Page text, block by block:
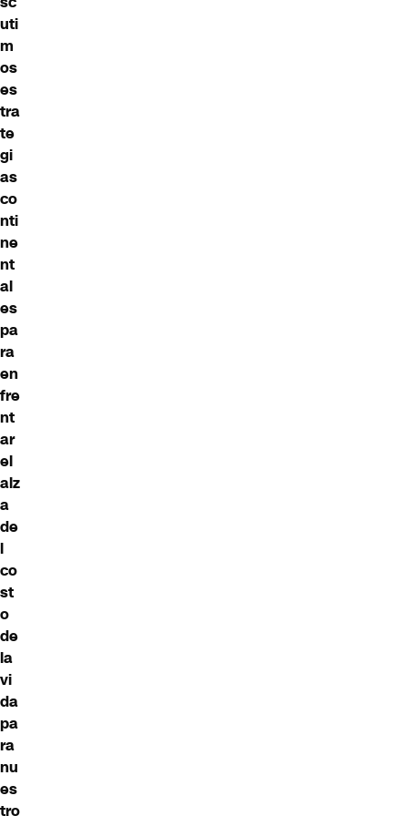
uti
m
os
es
tra
te
gi
as
co
nti
ne
nt
al
es
pa
ra
en
fre
nt
ar
el
alz
a
de
l
co
st
o
de
la
vi
da
pa
ra
nu
es
tro